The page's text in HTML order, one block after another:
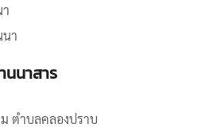
า
นนาสาร
ตำบลคลองปราบ